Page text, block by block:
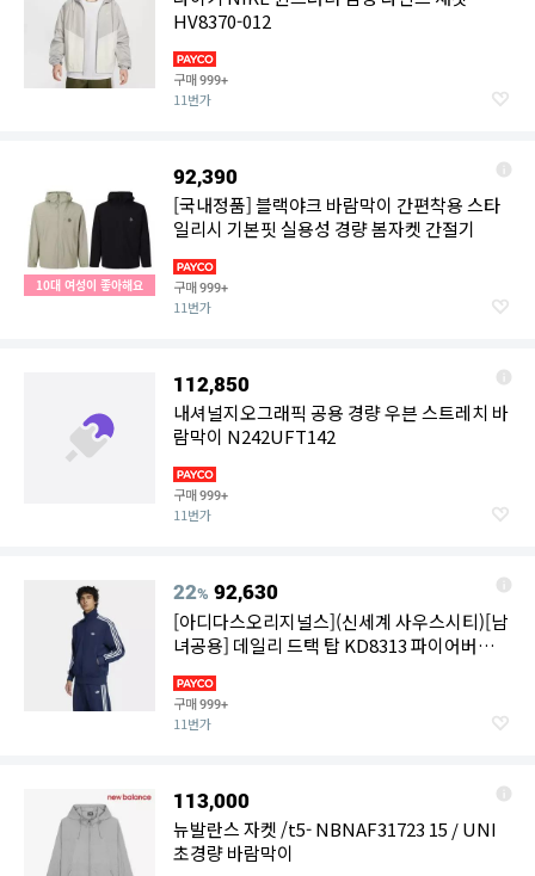
HV8370-012
구매999+
11번가
10대 여성이 좋아해요
92,390
[국내정품] 블랙야크 바람막이 간편착용 스타
일리시 기본핏 실용성 경량 봄자켓 간절기
구매999+
11번가
112,850
내셔널지오그래픽 공용 경량 우븐 스트레치 바
람막이 N242UFT142
구매999+
11번가
22% 92,630
[아디다스오리지널스](신세계 사우스시티)[남
녀공용] 데일리 드택 탑 KD8313 파이어버드
구매999+
11번가
113,000
뉴발란스 자켓 /t5- NBNAF31723 15 / UNI
초경량 바람막이